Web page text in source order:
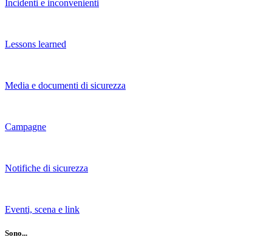
Incidenti e inconvenienti
Lessons learned
Media e documenti di sicurezza
Campagne
Notifiche di sicurezza
Eventi, scena e link
Sono...